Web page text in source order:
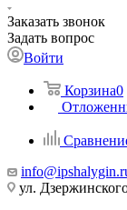
Заказать звонок
Задать вопрос
Войти
Корзина0
ул.